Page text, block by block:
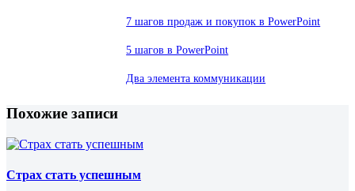
7 шагов продаж и покупок в PowerPoint
5 шагов в PowerPoint
Два элемента коммуникации
Похожие записи
Страх стать успешным